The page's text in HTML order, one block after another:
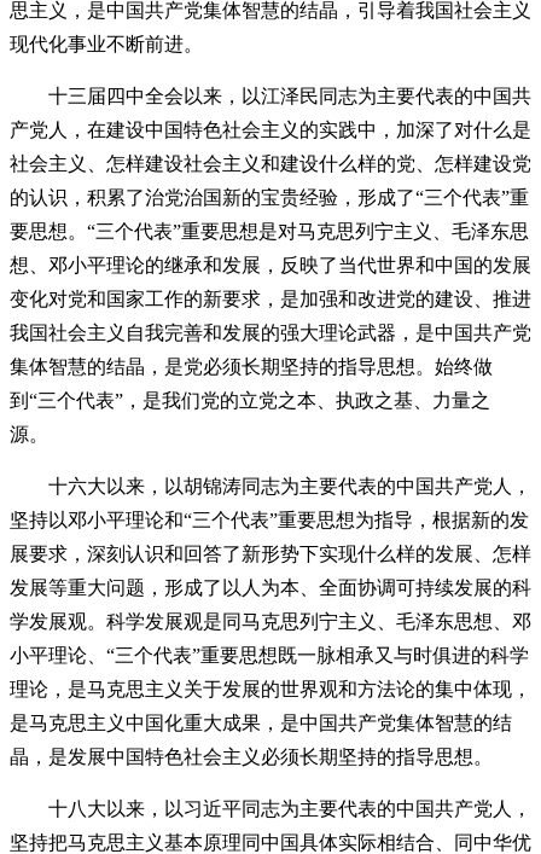
思主义，是中国共产党集体智慧的结晶，引导着我国社会主义
现代化事业不断前进。
十三届四中全会以来，以江泽民同志为主要代表的中国共
产党人，在建设中国特色社会主义的实践中，加深了对什么是
社会主义、怎样建设社会主义和建设什么样的党、怎样建设党
的认识，积累了治党治国新的宝贵经验，形成了“三个代表”重
要思想。“三个代表”重要思想是对马克思列宁主义、毛泽东思
想、邓小平理论的继承和发展，反映了当代世界和中国的发展
变化对党和国家工作的新要求，是加强和改进党的建设、推进
我国社会主义自我完善和发展的强大理论武器，是中国共产党
集体智慧的结晶，是党必须长期坚持的指导思想。始终做
到“三个代表”，是我们党的立党之本、执政之基、力量之
源。
十六大以来，以胡锦涛同志为主要代表的中国共产党人，
坚持以邓小平理论和“三个代表”重要思想为指导，根据新的发
展要求，深刻认识和回答了新形势下实现什么样的发展、怎样
发展等重大问题，形成了以人为本、全面协调可持续发展的科
学发展观。科学发展观是同马克思列宁主义、毛泽东思想、邓
小平理论、“三个代表”重要思想既一脉相承又与时俱进的科学
理论，是马克思主义关于发展的世界观和方法论的集中体现，
是马克思主义中国化重大成果，是中国共产党集体智慧的结
晶，是发展中国特色社会主义必须长期坚持的指导思想。
十八大以来，以习近平同志为主要代表的中国共产党人，
坚持把马克思主义基本原理同中国具体实际相结合、同中华优